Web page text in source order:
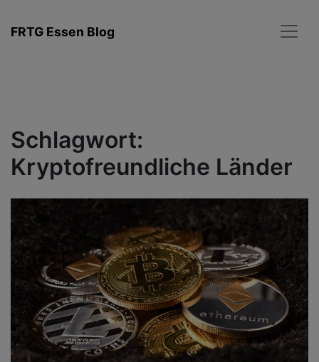
Inhalt
FRTG Essen Blog
Schlagwort:
Kryptofreundliche Länder